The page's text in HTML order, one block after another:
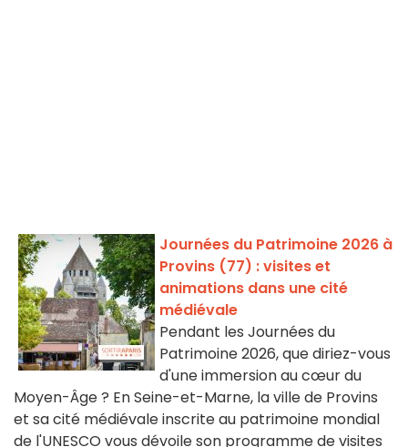
Journées du Patrimoine 2026 à
Provins (77) : visites et
animations dans une cité
médiévale
Pendant les Journées du
Patrimoine 2026, que diriez-vous
d'une immersion au cœur du
Moyen-Âge ? En Seine-et-Marne, la ville de Provins
et sa cité médiévale inscrite au patrimoine mondial
de l'UNESCO vous dévoile son programme de visites